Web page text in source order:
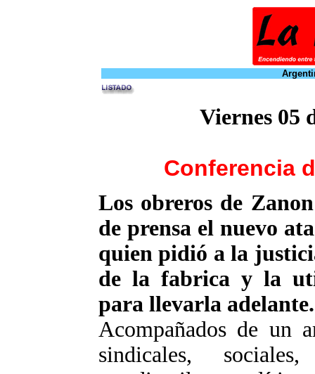
Viernes 05
Conferencia
Los obreros de
de prensa el nuevo
quien pidió a la
de la fabrica y la
para llevarla adelante.
Acompañados de un
sindicales,